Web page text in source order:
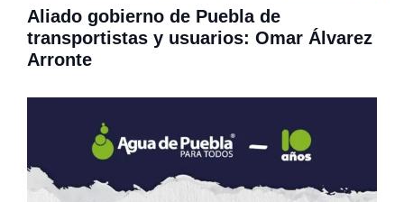
Aliado gobierno de Puebla de
transportistas y usuarios: Omar Álvarez
Arronte